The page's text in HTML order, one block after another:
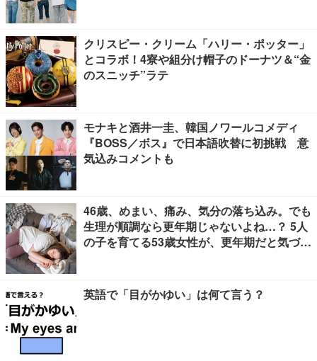
クリスピー・クリーム「ハリー・ポッター」
とコラボ！4寮や組分け帽子のドーナツ＆“金
のスニッチ”ラテ
モナキと酒井一圭、韓国ノワールコメディ
『BOSS／ボス』で日本語吹替に初挑戦 意
気込みコメントも
46歳、めまい、痛み、気分の落ち込み。でも
生理が順調なら更年期じゃないよね…？ 5人
の子を育てる53歳女性が、更年期だと気づく
英語で「目がかゆい」は何て言う？